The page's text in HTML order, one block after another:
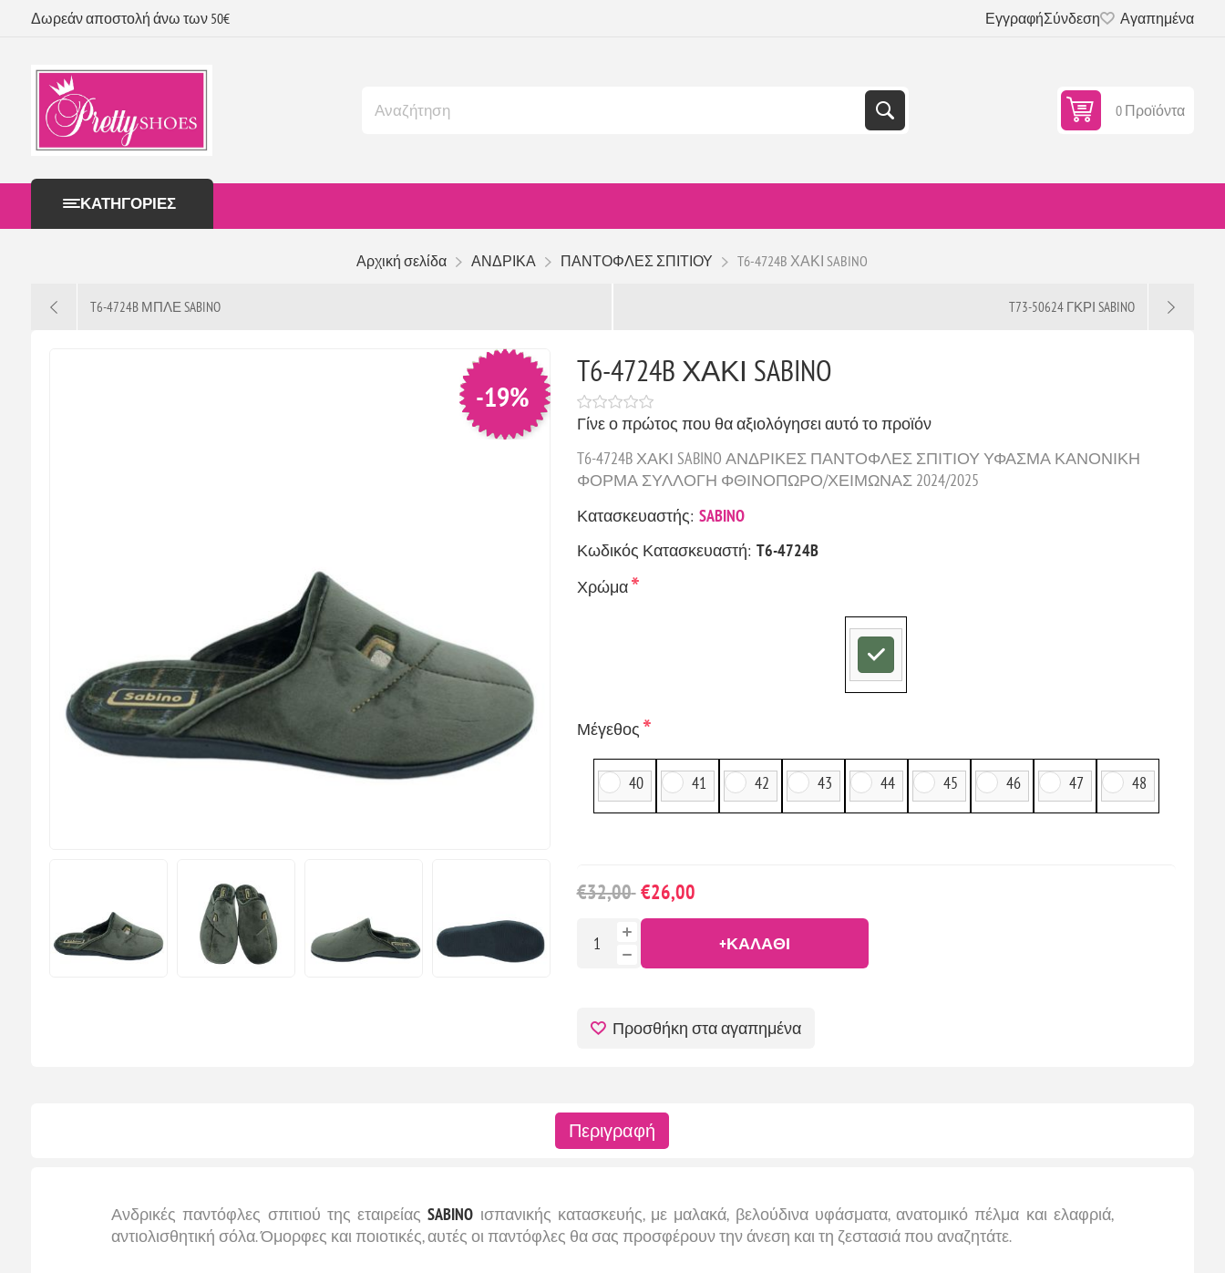
Δωρεάν αποστολή άνω των 50€ ΕγγραφήΣύνδεση Αγαπημένα
0 Προϊόντα
ΚΑΤΗΓΟΡΊΕΣ
Αρχική σελίδα ΑΝΔΡΙΚΑ ΠΑΝΤΟΦΛΕΣ ΣΠΙΤΙΟΥ T6-4724B ΧΑΚΙ SABINO
T6-4724B ΜΠΛΕ SABINO T73-50624 ΓΚΡΙ SABINO
-19%
T6-4724B ΧΑΚΙ SABINO
Γίνε ο πρώτος που θα αξιολόγησει αυτό το προϊόν
T6-4724B ΧΑΚΙ SABINO ΑΝΔΡΙΚΕΣ ΠΑΝΤΟΦΛΕΣ ΣΠΙΤΙΟΥ ΥΦΑΣΜΑ ΚΑΝΟΝΙΚΗ
ΦΟΡΜΑ ΣΥΛΛΟΓΗ ΦΘΙΝΟΠΩΡΟ/ΧΕΙΜΩΝΑΣ 2024/2025
Κατασκευαστής: SABINO
Κωδικός Κατασκευαστή: T6-4724B
Χρώμα*
Μέγεθος *
40 41 42 43 44 45 46 47 48
€32,00 €26,00
+ΚΑΛΆΘΙ
Προσθήκη στα αγαπημένα
Περιγραφή
Ανδρικές παντόφλες σπιτιού της εταιρείας SABINO ισπανικής κατασκευής, με μαλακά, βελούδινα υφάσματα, ανατομικό πέλμα και ελαφριά,
αντιολισθητική σόλα. Όμορφες και ποιοτικές, αυτές οι παντόφλες θα σας προσφέρουν την άνεση και τη ζεστασιά που αναζητάτε.